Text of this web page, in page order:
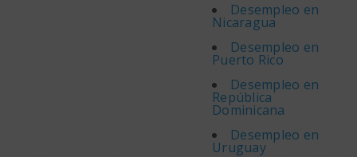
Desempleo en
Nicaragua
Desempleo en
Puerto Rico
Desempleo en
República
Dominicana
Desempleo en
Uruguay